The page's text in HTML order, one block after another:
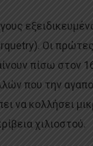
Οι
πίσω στον
που την
να κολλήσει
χιλιοστού.